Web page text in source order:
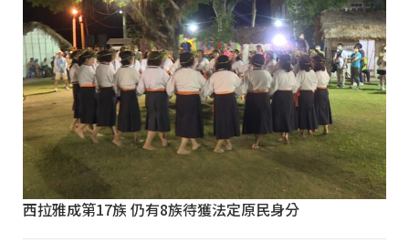
西拉雅成第17族 仍有8族待獲法定原民身分